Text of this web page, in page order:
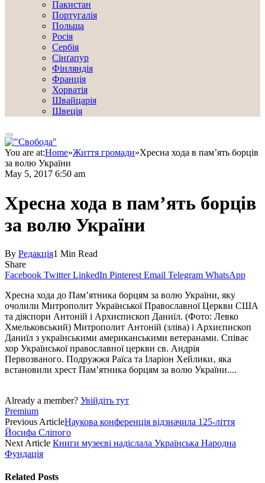
Пакистан
Португалія
Польща
Росія
Сербія
Сінґапур
Фінляндія
Франція
Хорватія
Швайцарія
Швеція
You are at:Home»Життя громади»Хресна хода в пам’ять борців
за волю України
May 5, 2017 6:50 am
Хресна хода в пам’ять борців
за волю України
By Редакція1 Min Read
Share
Facebook Twitter LinkedIn Pinterest Email Telegram WhatsApp
Хресна хода до Пам’ятника борцям за волю України, яку
очолили Митрополит Української Православної Церкви США
та діяспори Антоній і Архиєпископ Даниїл. (Фото: Левко
Хмельковський) Митрополит Антоній (зліва) і Архиєпископ
Даниїл з українськими американськими ветеранами. Співає
хор Української православної церкви св. Андрія
Первозваного. Подружжя Раїса та Іларіон Хейлики‚ яка
встановили хрест Пам’ятника борцям за волю України....
Already a member? Увійдіть тут
Premium
Previous ArticleНаукова конференція відзначила 125-ліття
Йосифа Сліпого
Next Article Книги музеєві надіслала Українська Народна
Фундація
Related Posts